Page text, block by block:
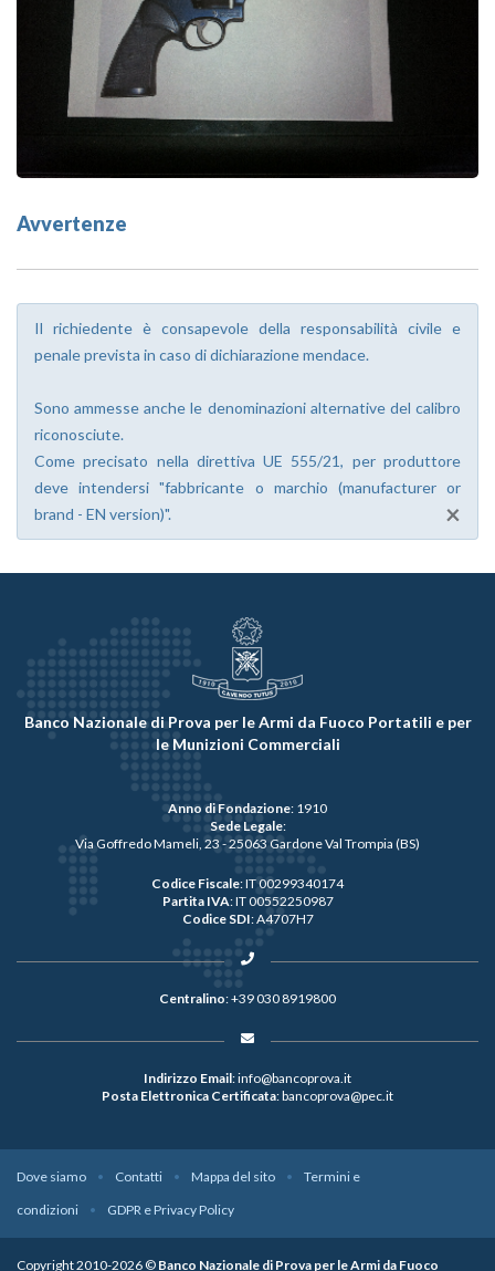
Avvertenze
Il richiedente è consapevole della responsabilità civile e
penale prevista in caso di dichiarazione mendace.
Sono ammesse anche le denominazioni alternative del calibro
riconosciute.
Come precisato nella direttiva UE 555/21, per produttore
deve intendersi "fabbricante o marchio (manufacturer or
brand - EN version)".
×
Banco Nazionale di Prova per le Armi da Fuoco Portatili e per
le Munizioni Commerciali
Anno di Fondazione: 1910
Sede Legale:
Via Goffredo Mameli, 23 - 25063 Gardone Val Trompia (BS)
Codice Fiscale: IT 00299340174
Partita IVA: IT 00552250987
Codice SDI: A4707H7
Centralino:+39 030 8919800
Indirizzo Email:info@bancoprova.it
Posta Elettronica Certificata:bancoprova@pec.it
Dove siamo Contatti Mappa del sito
Termini e
condizioni
GDPR e Privacy Policy
Copyright 2010-2026 © Banco Nazionale di Prova per le Armi da Fuoco